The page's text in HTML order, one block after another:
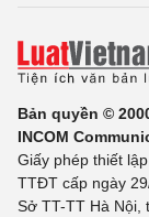
Bản quyền ©
INCOM
Giấy phép thiết
TTĐT cấp ngày
Sở TT-TT Hà Nội,